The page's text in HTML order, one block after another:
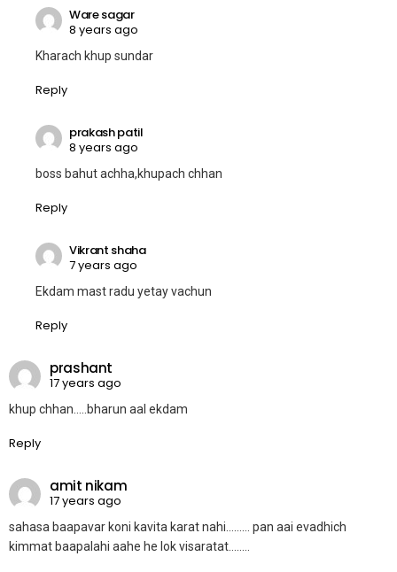
Ware sagar
8 years ago
Kharach khup sundar
Reply
prakash patil
8 years ago
boss bahut achha,khupach chhan
Reply
Vikrant shaha
7 years ago
Ekdam mast radu yetay vachun
Reply
prashant
17 years ago
khup chhan…..bharun aal ekdam
Reply
amit nikam
17 years ago
sahasa baapavar koni kavita karat nahi……… pan aai evadhich
kimmat baapalahi aahe he lok visaratat……..